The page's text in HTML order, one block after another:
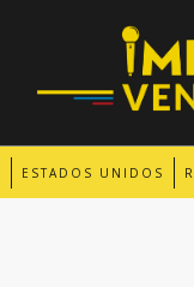
ESTADOS UNIDOS